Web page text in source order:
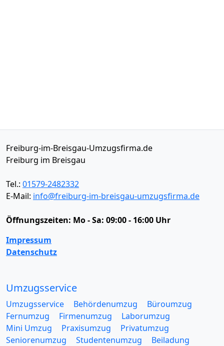
Freiburg-im-Breisgau-Umzugsfirma.de
Freiburg im Breisgau
Tel.: 01579-2482332
E-Mail: info@freiburg-im-breisgau-umzugsfirma.de
Öffnungszeiten: Mo - Sa: 09:00 - 16:00 Uhr
Impressum
Datenschutz
Umzugsservice
Umzugsservice Behördenumzug
Büroumzug
Fernumzug
Firmenumzug
Laborumzug
Mini Umzug
Praxisumzug
Privatumzug
Seniorenumzug
Studentenumzug
Beiladung